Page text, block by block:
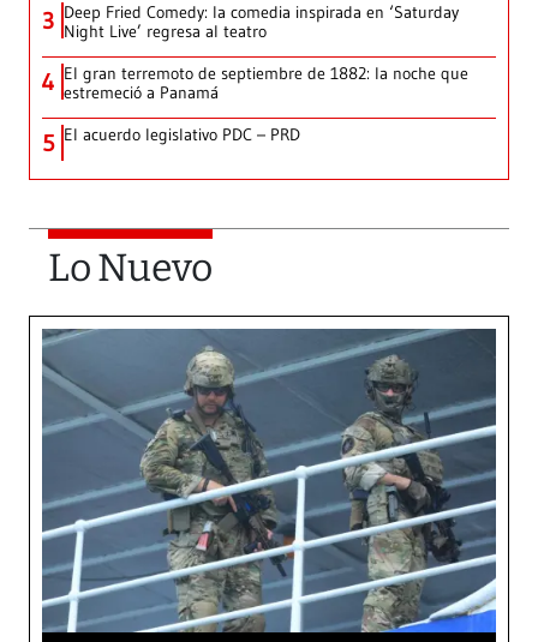
3 Deep Fried Comedy: la comedia inspirada en ‘Saturday
Night Live’ regresa al teatro
4 El gran terremoto de septiembre de 1882: la noche que
estremeció a Panamá
5 El acuerdo legislativo PDC – PRD
Lo Nuevo